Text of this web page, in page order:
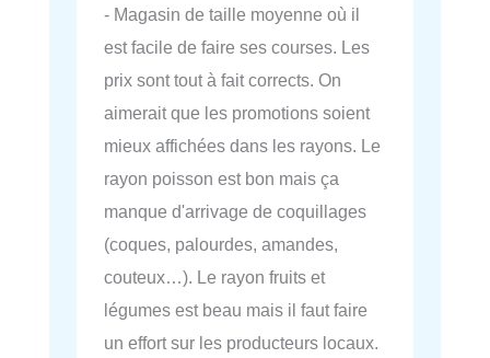
- Magasin de taille moyenne où il
est facile de faire ses courses. Les
prix sont tout à fait corrects. On
aimerait que les promotions soient
mieux affichées dans les rayons. Le
rayon poisson est bon mais ça
manque d'arrivage de coquillages
(coques, palourdes, amandes,
couteux…). Le rayon fruits et
légumes est beau mais il faut faire
un effort sur les producteurs locaux.